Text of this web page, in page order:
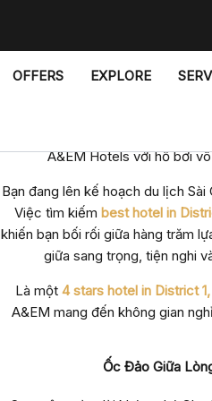
OFFERS EXPLORE
A&EM Hotels với hồ bơi
Bạn đang lên kế hoạch du lịch
Việc tìm kiếm best hotel in
khiến bạn bối rối giữa hàng trăm
giữa sang trọng, tiện nghi
Là một 4 stars hotel in District
A&EM mang đến không gian
Ốc Đảo Giữa